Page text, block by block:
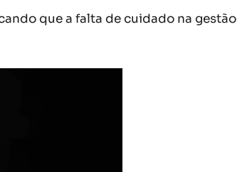
que a falta de cuidado na gestão